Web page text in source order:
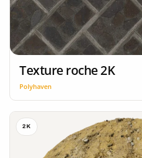
Texture roche 2K
Polyhaven
2K